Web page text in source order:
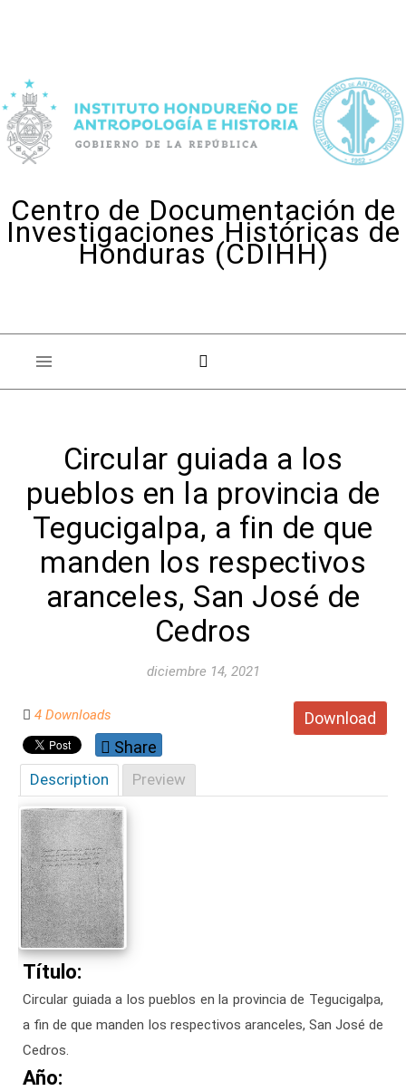
Centro de Documentación de
Investigaciones Históricas de
Honduras (CDIHH)
Circular guiada a los
pueblos en la provincia de
Tegucigalpa, a fin de que
manden los respectivos
aranceles, San José de
Cedros
diciembre 14, 2021
Download
4 Downloads
Share
Description Preview
Título:
Circular guiada a los pueblos en la provincia de Tegucigalpa,
a fin de que manden los respectivos aranceles, San José de
Cedros.
Año: